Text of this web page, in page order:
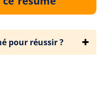
pour réussir ?